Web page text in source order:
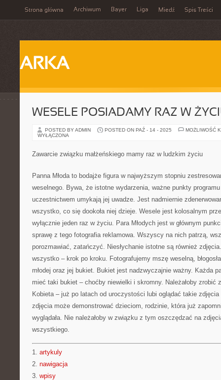
Strona główna Archiwum Bayer Liga Miedź Spis Treści
ARKA
WESELE POSIADAMY RAZ W
POSTED BY ADMIN POSTED ON PAŹ - 14 - 2025
MOŻLIWOŚĆ
WYŁĄCZONA
Zawarcie związku małżeńskiego mamy raz w ludzkim życiu
Panna Młoda to bodajże figura w najwyższym stopniu
weselnego. Bywa, że istotne wydarzenia, ważne punkty
uczestnictwem umykają jej uwadze. Jest nadmiernie
wszystko, co się dookoła niej dzieje. Wesele jest kolosalnym
wyłącznie jeden raz w życiu. Para Młodych jest w głównym
sprawę z tego fotografia reklamowa. Wszyscy na nich patrzą,
porozmawiać, zatańczyć. Niesłychanie istotne są również
wszystko – krok po kroku. Fotografujemy mszę weselną,
młodej oraz jej bukiet. Bukiet jest nadzwyczajnie ważny. Każda
mieć taki bukiet – choćby niewielki i skromny. Należałoby zrobić
Kobieta – już po latach od uroczystości lubi oglądać takie
zdjęcia może demonstrować dzieciom, rodzinie, która już
wyglądała. Nie należałoby w związku z tym oszczędzać na
wszystkiego.
1. artykuly
2. nawigacja
3. wpisy